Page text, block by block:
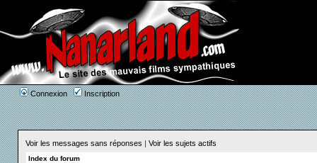
Connexion Inscription
Voir les messages sans réponses | Voir les sujets actifs
Index du forum